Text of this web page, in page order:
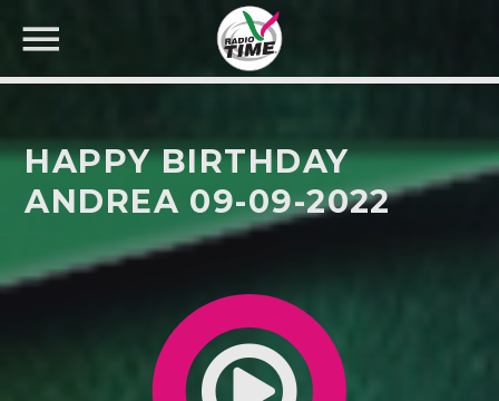
CERCA NEL SITO WEB:
HAPPY BIRTHDAY
ANDREA 09-09-2022